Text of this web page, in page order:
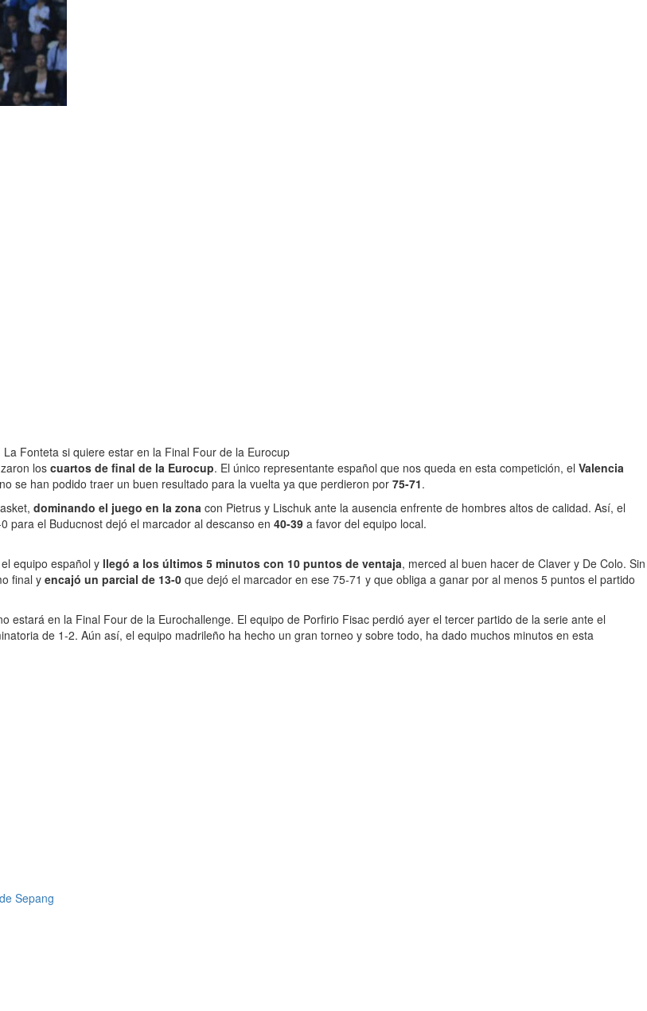
Fonteta si quiere estar en la Final Four de la Eurocup
los cuartos de final de la Eurocup. El único representante español que nos queda en esta competición, el Valencia
se han podido traer un buen resultado para la vuelta ya que perdieron por 75-71.
dominando el juego en la zona con Pietrus y Lischuk ante la ausencia enfrente de hombres altos de calidad. Así, el
para el Buducnost dejó el marcador al descanso en 40-39 a favor del equipo local.
equipo español y llegó a los últimos 5 minutos con 10 puntos de ventaja, merced al buen hacer de Claver y De Colo. Sin
final y encajó un parcial de 13-0 que dejó el marcador en ese 75-71 y que obliga a ganar por al menos 5 puntos el partido
estará en la Final Four de la Eurochallenge. El equipo de Porfirio Fisac perdió ayer el tercer partido de la serie ante el
de 1-2. Aún así, el equipo madrileño ha hecho un gran torneo y sobre todo, ha dado muchos minutos en esta
Sepang